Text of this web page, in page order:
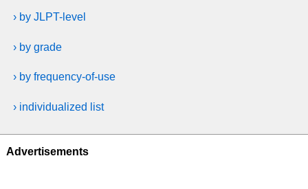
› by JLPT-level
› by grade
› by frequency-of-use
› individualized list
Advertisements